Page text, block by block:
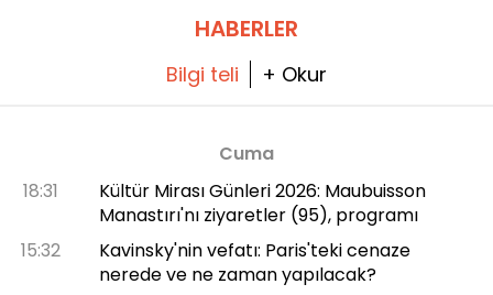
HABERLER
Bilgi teli + Okur
Cuma
18:31
Kültür Mirası Günleri 2026: Maubuisson
Manastırı'nı ziyaretler (95), programı
15:32
Kavinsky'nin vefatı: Paris'teki cenaze
nerede ve ne zaman yapılacak?